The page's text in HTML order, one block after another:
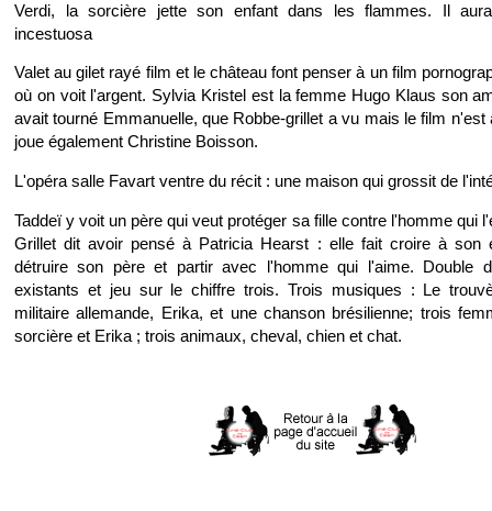
Verdi, la sorcière jette son enfant dans les flammes. Il
incestuosa
Valet au gilet rayé film et le château font penser à un film
où on voit l'argent. Sylvia Kristel est la femme Hugo Klaus son
avait tourné Emmanuelle, que Robbe-grillet a vu mais le film n'est
joue également Christine Boisson.
L'opéra salle Favart ventre du récit : une maison qui grossit de
Taddeï y voit un père qui veut protéger sa fille contre l'homme qui
Grillet dit avoir pensé à Patricia Hearst : elle fait croire à son
détruire son père et partir avec l'homme qui l'aime. Double
existants et jeu sur le chiffre trois. Trois musiques : Le
militaire allemande, Erika, et une chanson brésilienne; trois
sorcière et Erika ; trois animaux, cheval, chien et chat.